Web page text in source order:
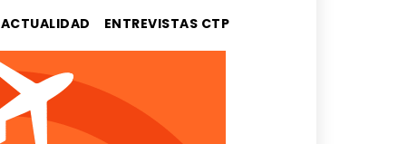
ACTUALIDAD ENTREVISTAS CTP